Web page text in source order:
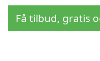
Få tilbud, gratis